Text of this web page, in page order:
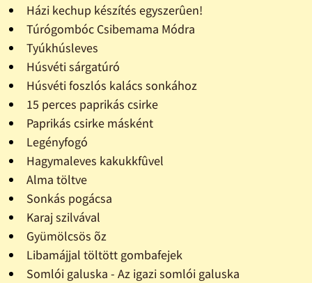
Házi kechup készítés egyszerûen!
Túrógombóc Csibemama Módra
Tyúkhúsleves
Húsvéti sárgatúró
Húsvéti foszlós kalács sonkához
15 perces paprikás csirke
Paprikás csirke másként
Legényfogó
Hagymaleves kakukkfûvel
Alma töltve
Sonkás pogácsa
Karaj szilvával
Gyümölcsös õz
Libamájjal töltött gombafejek
Somlói galuska - Az igazi somlói galuska